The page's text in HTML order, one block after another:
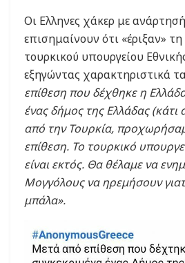
Οι Ελληνες χάκερ με
επισημαίνουν ότι «έριξαν»
τουρκικού υπουργείου
εξηγώντας χαρακτηριστικά
επίθεση που δέχθηκε η
ένας δήμος της Ελλάδας (κάτι
από την Τουρκία,
επίθεση. Το τουρκικό
είναι εκτός. Θα θέλαμε να
Μογγόλους να ηρεμήσουν
μπάλα».